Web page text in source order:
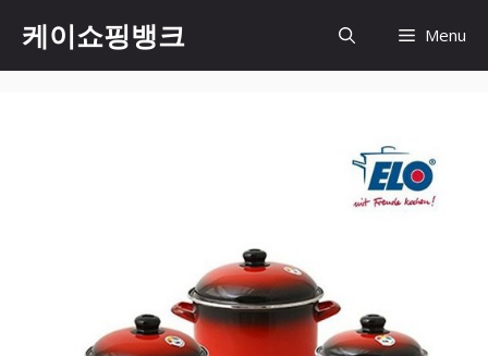
content
케이쇼핑뱅크 Menu